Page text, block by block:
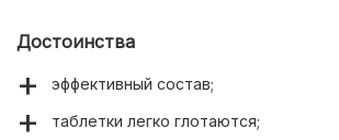
Достоинства
эффективный состав;
таблетки легко глотаются;